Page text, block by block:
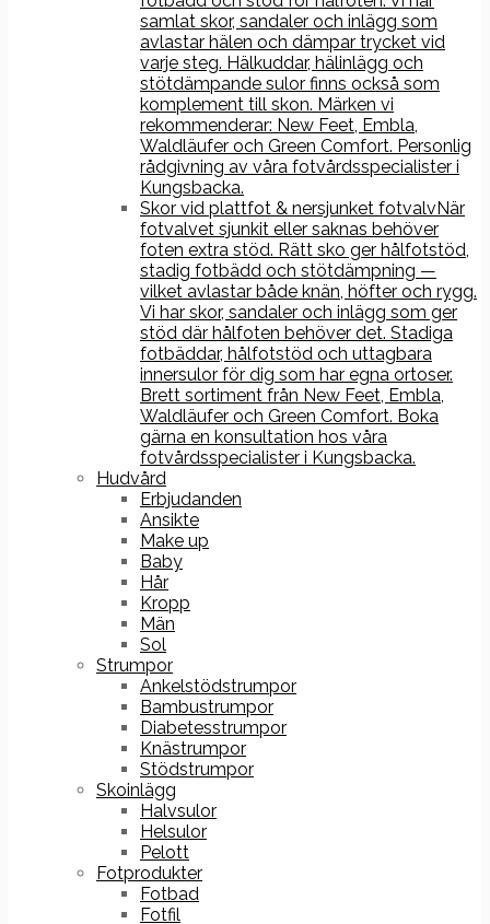
samlat skor, sandaler och inlägg som
avlastar hälen och dämpar trycket vid
varje steg. Hälkuddar, hälinlägg och
stötdämpande sulor finns också som
komplement till skon. Märken vi
rekommenderar: New Feet, Embla,
Waldläufer och Green Comfort. Personlig
rådgivning av våra fotvårdsspecialister i
Kungsbacka.
Skor vid plattfot & nersjunket fotvalvNär
fotvalvet sjunkit eller saknas behöver
foten extra stöd. Rätt sko ger hålfotstöd,
stadig fotbädd och stötdämpning —
vilket avlastar både knän, höfter och rygg.
Vi har skor, sandaler och inlägg som ger
stöd där hålfoten behöver det. Stadiga
fotbäddar, hålfotstöd och uttagbara
innersulor för dig som har egna ortoser.
Brett sortiment från New Feet, Embla,
Waldläufer och Green Comfort. Boka
gärna en konsultation hos våra
fotvårdsspecialister i Kungsbacka.
Hudvård
Erbjudanden
Ansikte
Make up
Baby
Hår
Kropp
Män
Sol
Strumpor
Ankelstödstrumpor
Bambustrumpor
Diabetesstrumpor
Knästrumpor
Stödstrumpor
Skoinlägg
Halvsulor
Helsulor
Pelott
Fotprodukter
Fotbad
Fotfil